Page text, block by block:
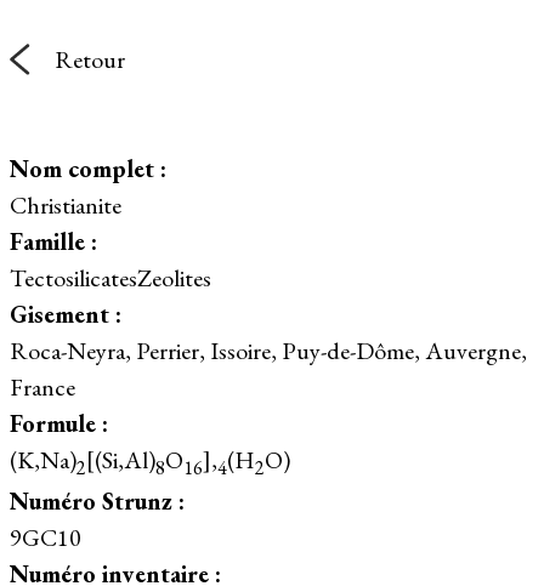
Retour
Nom complet :
Christianite
Famille :
TectosilicatesZeolites
Gisement :
Roca-Neyra, Perrier, Issoire, Puy-de-Dôme, Auvergne,
France
Formule :
(K,Na)2[(Si,Al)8O16],4(H2O)
Numéro Strunz :
9GC10
Numéro inventaire :